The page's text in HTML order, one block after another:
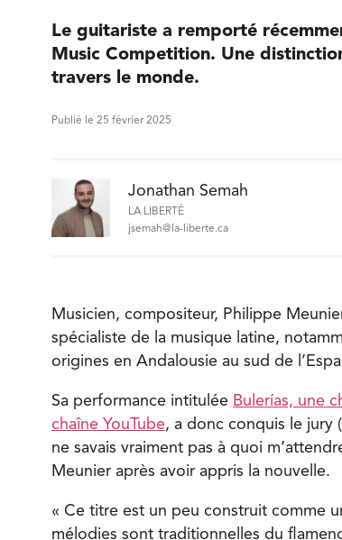
Le guitariste a remporté
Music Competition. Une
travers le monde.
Publié le 25 février 2025
Jonathan Semah
LA LIBERTÉ
jsemah@la-liberte.ca
Musicien, compositeur, Philippe
spécialiste de la musique latine,
origines en Andalousie au sud de
Sa performance intitulée Bulerías, une
chaîne YouTube, a donc conquis le jury
ne savais vraiment pas à quoi
Meunier après avoir appris la nouvelle.
« Ce titre est un peu construit comme
mélodies sont traditionnelles du